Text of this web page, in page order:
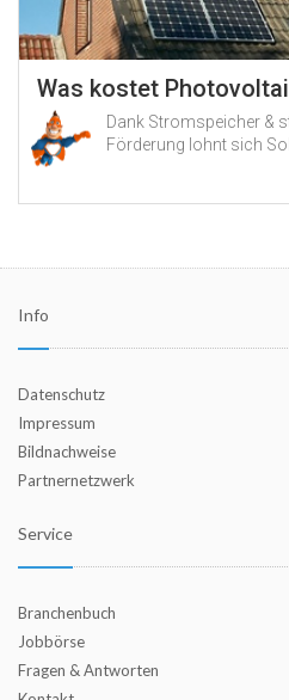
Info
Datenschutz
Impressum
Bildnachweise
Partnernetzwerk
Service
Branchenbuch
Jobbörse
Fragen & Antworten